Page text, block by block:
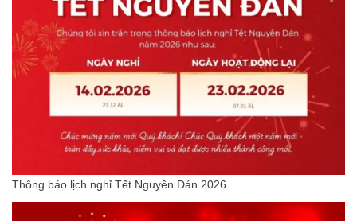
Thông báo lịch nghỉ Tết Nguyên Đán 2026